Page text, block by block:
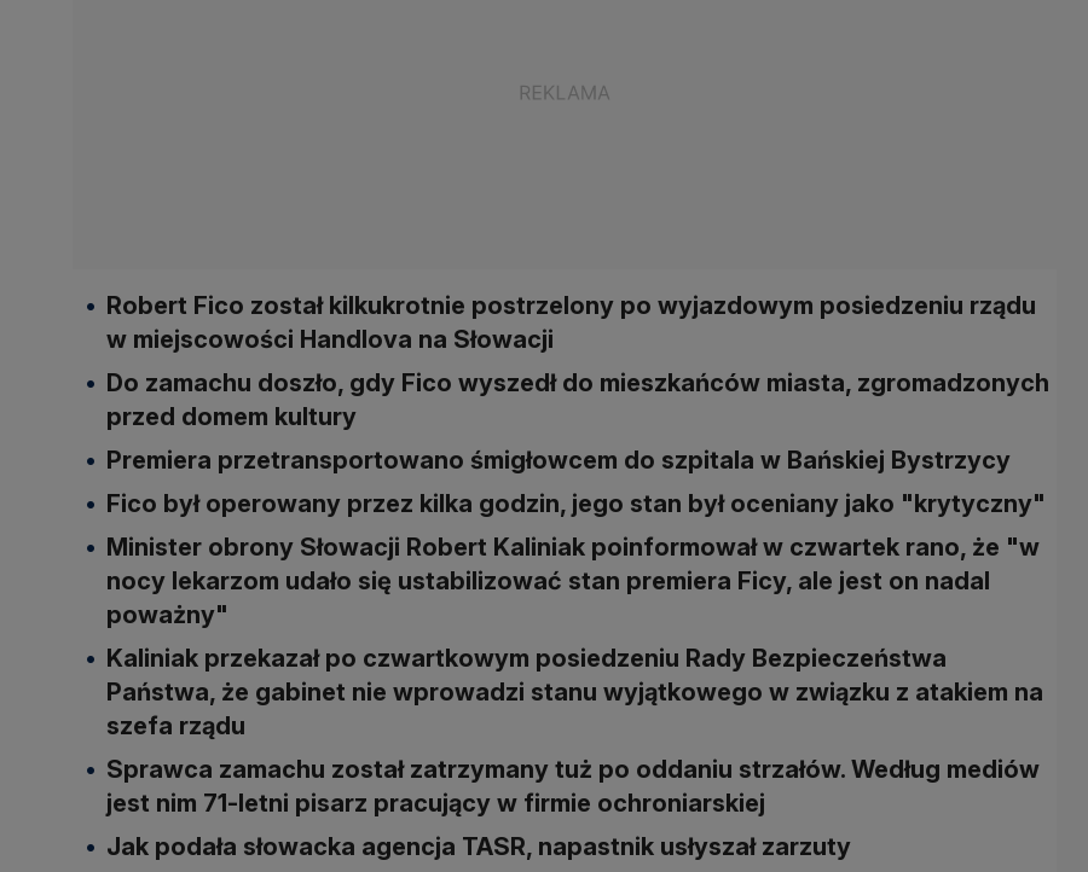
Robert Fico został kilkukrotnie postrzelony po wyjazdowym posiedzeniu rządu
w miejscowości Handlova na Słowacji
Do zamachu doszło, gdy Fico wyszedł do mieszkańców miasta, zgromadzonych
przed domem kultury
Premiera przetransportowano śmigłowcem do szpitala w Bańskiej Bystrzycy
Fico był operowany przez kilka godzin, jego stan był oceniany jako "krytyczny"
Minister obrony Słowacji Robert Kaliniak poinformował w czwartek rano, że "w
nocy lekarzom udało się ustabilizować stan premiera Ficy, ale jest on nadal
poważny"
Kaliniak przekazał po czwartkowym posiedzeniu Rady Bezpieczeństwa
Państwa, że gabinet nie wprowadzi stanu wyjątkowego w związku z atakiem na
szefa rządu
Sprawca zamachu został zatrzymany tuż po oddaniu strzałów. Według mediów
jest nim 71-letni pisarz pracujący w firmie ochroniarskiej
Jak podała słowacka agencja TASR, napastnik usłyszał zarzuty